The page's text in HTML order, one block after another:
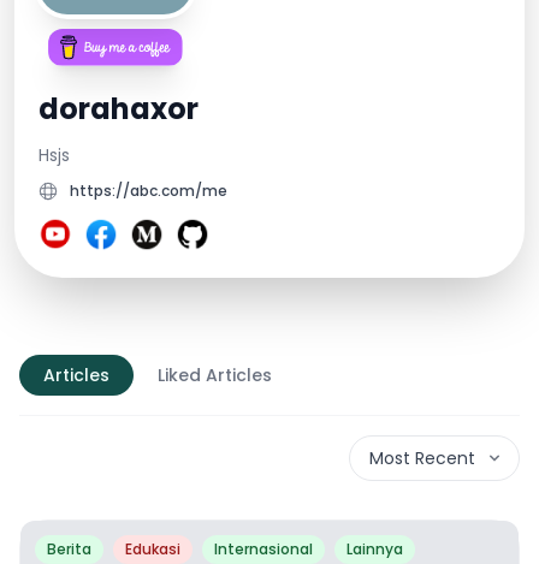
dorahaxor
Hsjs
https://abc.com/me
Articles Liked Articles
Most Recent
Berita Edukasi Internasional Lainnya